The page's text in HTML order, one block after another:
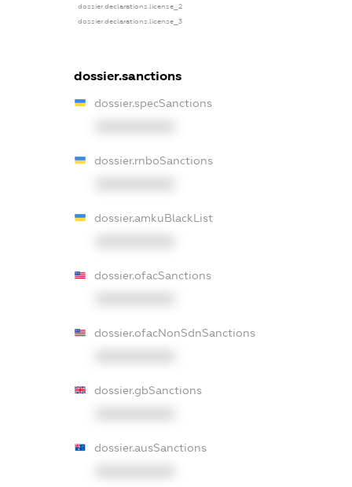
dossier.declarations.license_2
dossier.declarations.license_3
dossier.sanctions
dossier.specSanctions
dossier.rnboSanctions
dossier.amkuBlackList
dossier.ofacSanctions
dossier.ofacNonSdnSanctions
dossier.gbSanctions
dossier.ausSanctions